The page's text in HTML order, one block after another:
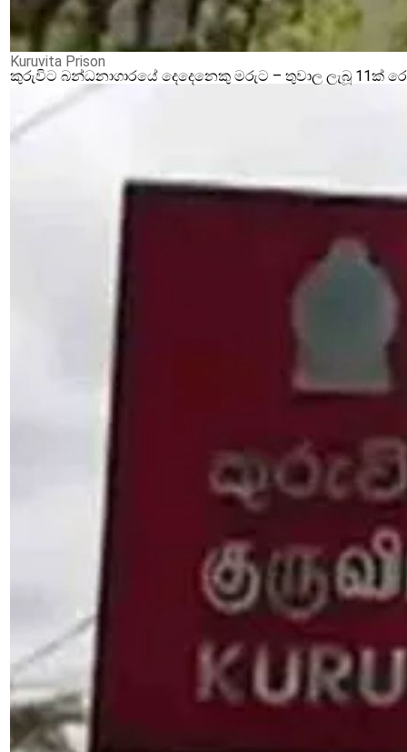
Kuruvita Prison
කුරුවිට බන්ධනාගාරයේ දෙදෙනෙකු මරුට – තුවාල ලැබූ 11ක්